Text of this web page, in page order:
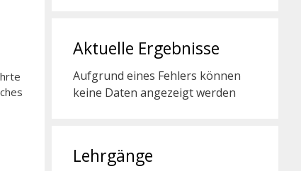
Aktuelle Ergebnisse
Aufgrund eines Fehlers können
keine Daten angezeigt werden
Lehrgänge